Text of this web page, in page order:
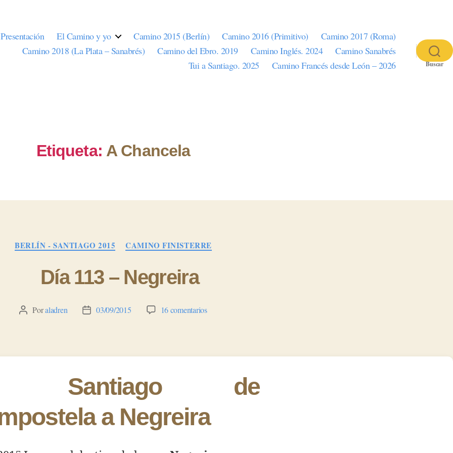
Presentación El Camino y yo Camino 2015 (Berlín) Camino 2016 (Primitivo)
Camino 2017 (Roma)
Camino 2018 (La Plata – Sanabrés)
Camino del Ebro. 2019 Camino Inglés. 2024
Camino Sanabrés
Tui a Santiago. 2025
Camino Francés desde León – 2026 Buscar
Etiqueta: A Chancela
Categorías
BERLÍN - SANTIAGO 2015 CAMINO FINISTERRE
Día 113 – Negreira
Autor
Poraladren
Fecha03/09/2015 16 comentariosen
Negreira
Santiago de
a Negreira